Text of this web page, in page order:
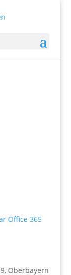
Office 365
Oberbayern